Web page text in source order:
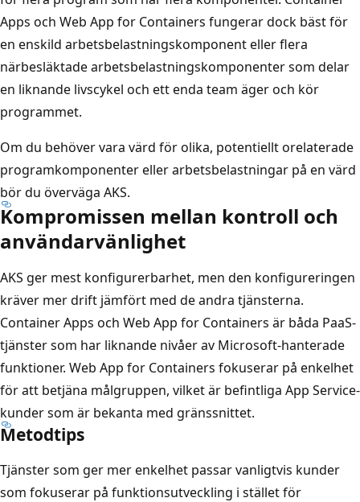
Apps och Web App for Containers fungerar dock bäst för
en enskild arbetsbelastningskomponent eller flera
närbesläktade arbetsbelastningskomponenter som delar
en liknande livscykel och ett enda team äger och kör
programmet.
Om du behöver vara värd för olika, potentiellt orelaterade
programkomponenter eller arbetsbelastningar på en värd
bör du överväga AKS.
Kompromissen mellan kontroll och
användarvänlighet
AKS ger mest konfigurerbarhet, men den konfigureringen
kräver mer drift jämfört med de andra tjänsterna.
Container Apps och Web App for Containers är båda PaaS-
tjänster som har liknande nivåer av Microsoft-hanterade
funktioner. Web App for Containers fokuserar på enkelhet
för att betjäna målgruppen, vilket är befintliga App Service-
kunder som är bekanta med gränssnittet.
Metodtips
Tjänster som ger mer enkelhet passar vanligtvis kunder
som fokuserar på funktionsutveckling i stället för